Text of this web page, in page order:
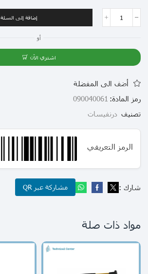
إضافة إلى السلة
أو
اشتري الآن
أضف الى المفضلة
رمز المادة: 090040061
تصنيف درنفيسات
الرمز التعريفي
شارك : مشاركة عبر QR
مواد ذات صلة